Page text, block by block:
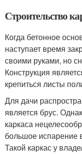
Строительство
Когда бетонное
наступает время
своими руками, но
Конструкция
крепиться листы
Для дачи
является брус.
каркаса
большое испарение
Такой каркас у